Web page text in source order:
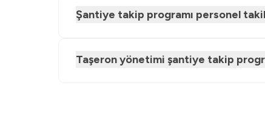
Şantiye takip programı personel
Taşeron yönetimi şantiye takip